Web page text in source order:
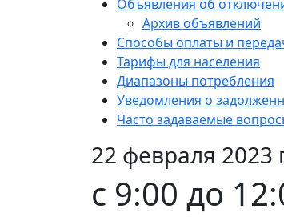
Объявления об
Архив объявлений
Способы оплаты и
Тарифы для населения
Диапазоны потребления
Уведомления о
Часто задаваемые
22 февраля 2023
с 9:00 до